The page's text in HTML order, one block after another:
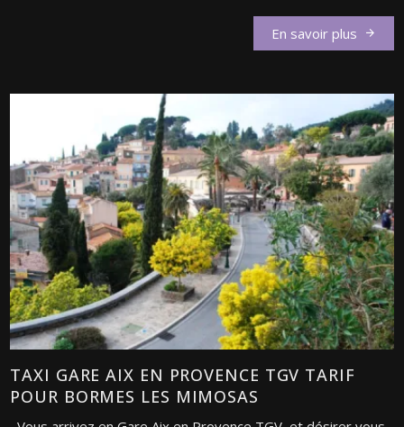
En savoir plus
TAXI GARE AIX EN PROVENCE TGV TARIF
POUR BORMES LES MIMOSAS